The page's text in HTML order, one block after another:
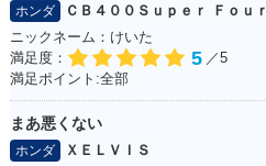
ホンダ
ＣＢ４００Ｓｕｐｅｒ Ｆｏｕｒ
ニックネーム：けいた
満足度：
5 ／5
満足ポイント:全部
まあ悪くない
ホンダ
ＸＥＬＶＩＳ